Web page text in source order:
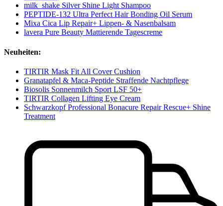
milk_shake Silver Shine Light Shampoo
PEPTIDE-132 Ultra Perfect Hair Bonding Oil Serum
Mixa Cica Lip Repair+ Lippen- & Nasenbalsam
lavera Pure Beauty Mattierende Tagescreme
Neuheiten:
TIRTIR Mask Fit All Cover Cushion
Granatapfel & Maca-Peptide Straffende Nachtpflege
Biosolis Sonnenmilch Sport LSF 50+
TIRTIR Collagen Lifting Eye Cream
Schwarzkopf Professional Bonacure Repair Rescue+ Shine
Treatment